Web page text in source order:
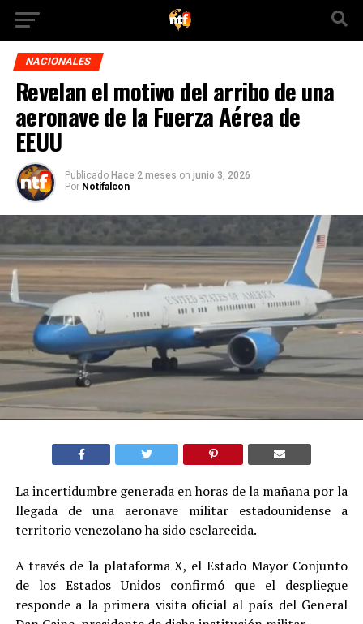
NACIONALES
Revelan el motivo del arribo de una
aeronave de la Fuerza Aérea de
EEUU
Publicado Hace 2 meses on junio 3, 2026
Por Notifalcon
La incertidumbre generada en horas de la mañana por la
llegada de una aeronave militar estadounidense a
territorio venezolano ha sido esclarecida.
A través de la plataforma X, el Estado Mayor Conjunto
de los Estados Unidos confirmó que el despliegue
responde a la primera visita oficial al país del General